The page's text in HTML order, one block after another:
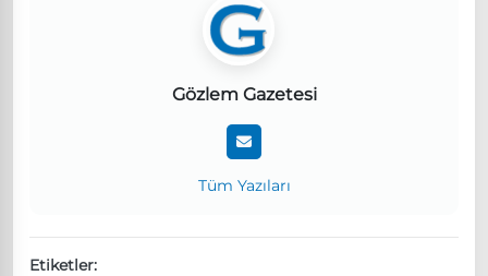
Gözlem Gazetesi
Tüm Yazıları
Etiketler: